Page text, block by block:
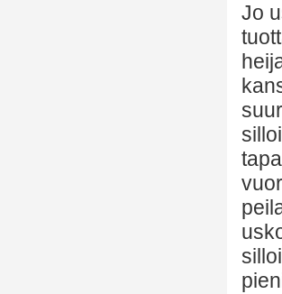
Jo